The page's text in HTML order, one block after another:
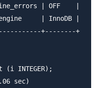
| OFF    |
| InnoDB |
+--------+
(i INTEGER);
sec)